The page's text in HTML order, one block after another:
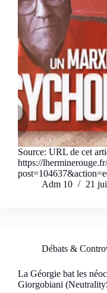
Source: URL de cet
https://
Adm 10
21
Débats &
La Géorgie bat les
Giorgobiani